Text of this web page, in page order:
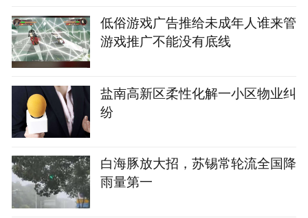
‌低俗游戏广告推给未成年人谁来管‌
游戏推广不能没有底线‌‌
盐南高新区柔性化解一小区物业纠
纷
白海豚放大招，苏锡常轮流全国降
雨量第一